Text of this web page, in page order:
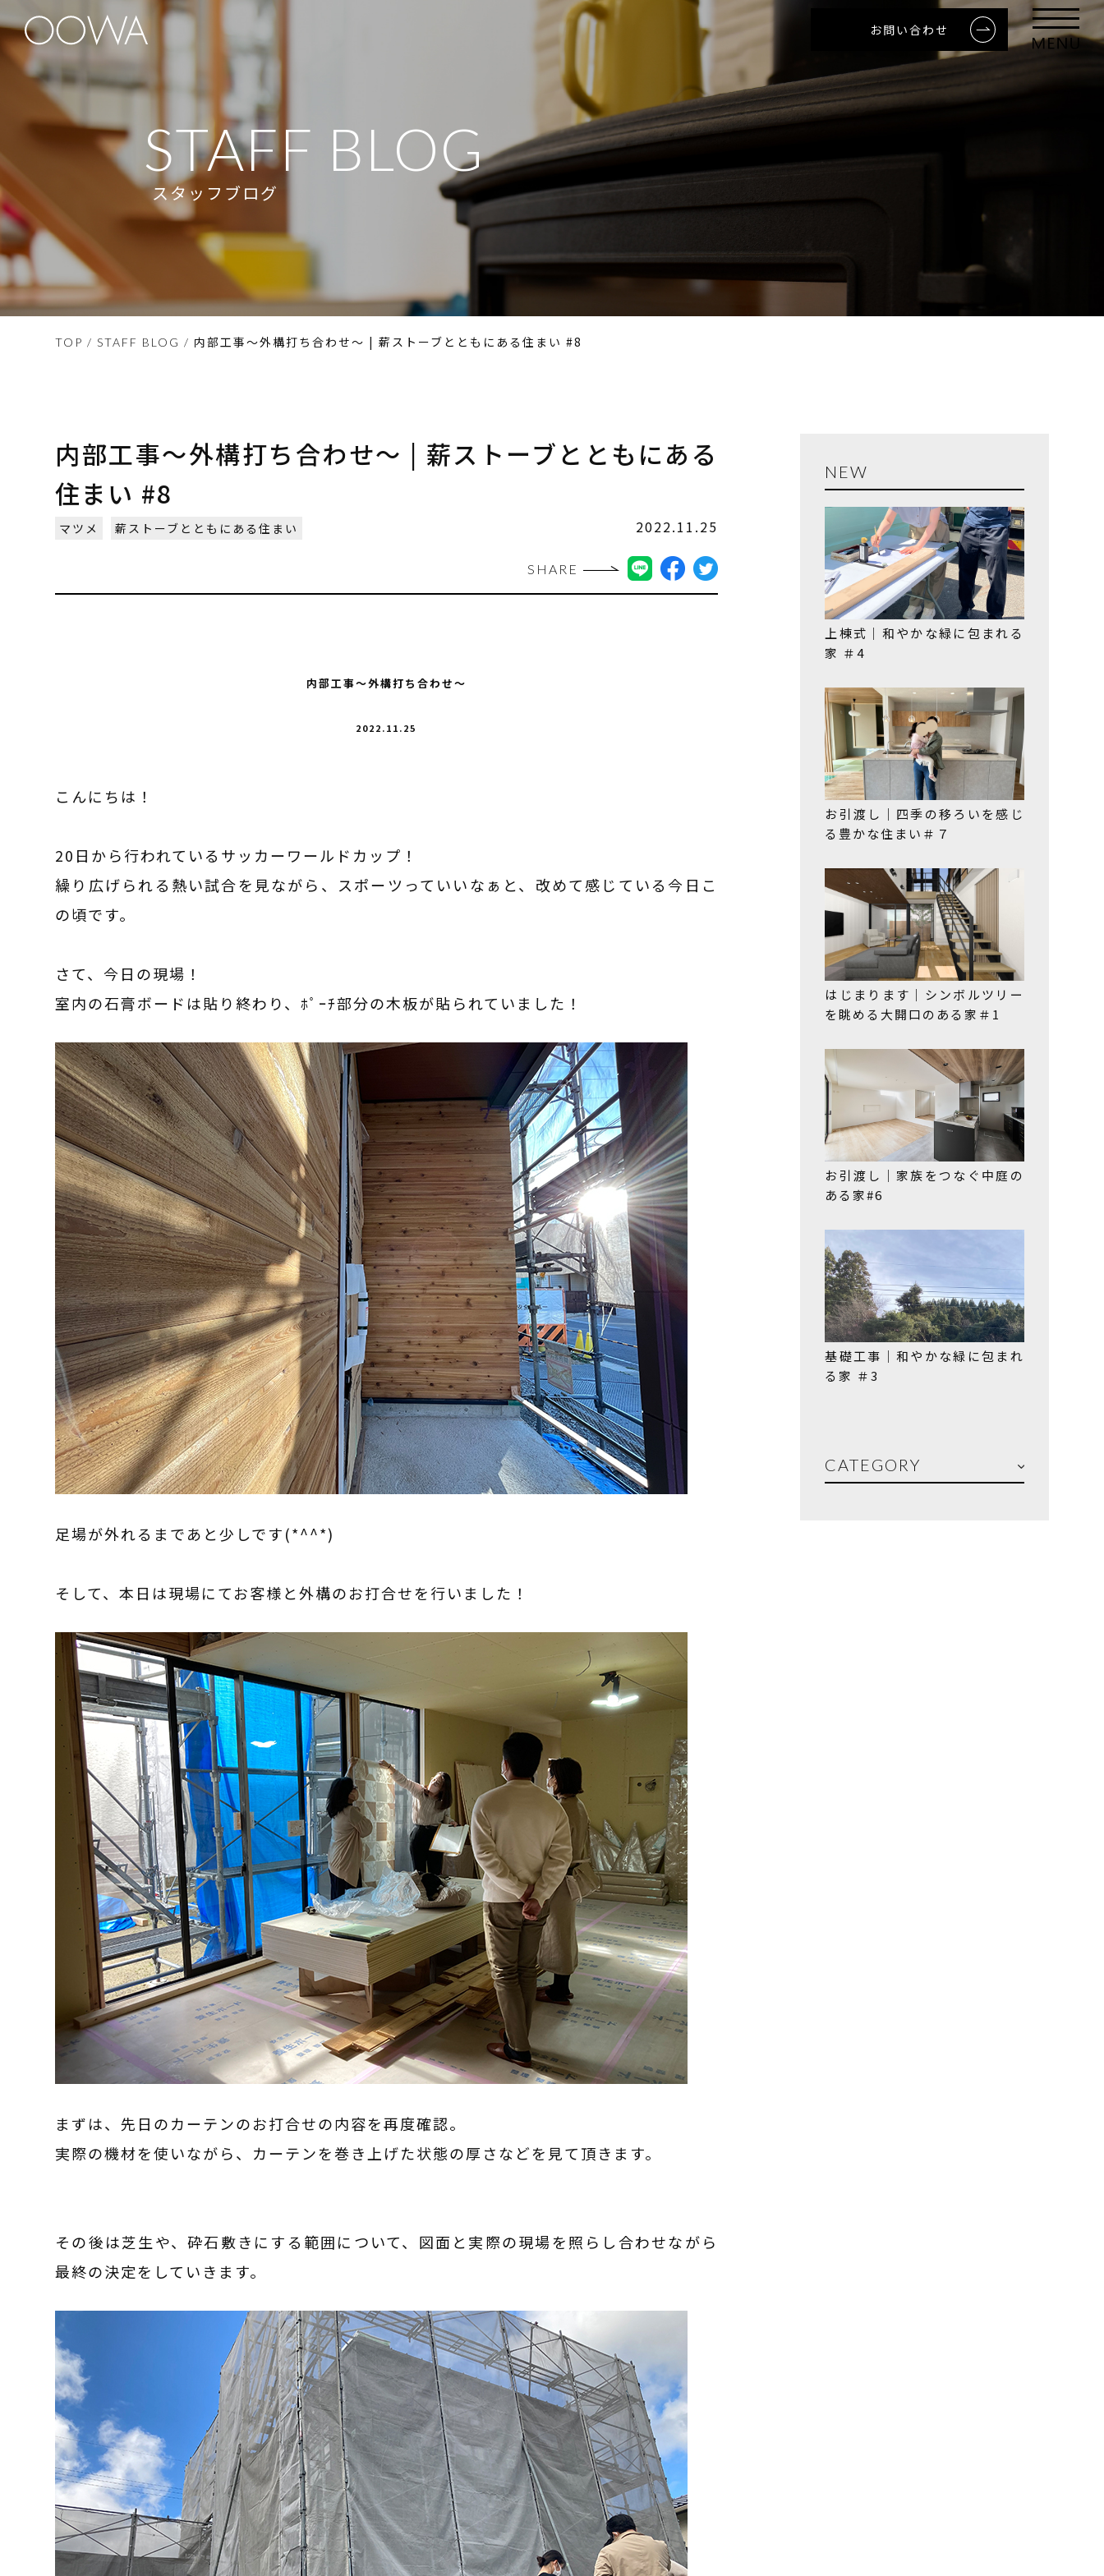
お問い合わせ
STAFF BLOG
スタッフブログ
TOP /STAFF BLOG / 内部工事～外構打ち合わせ～ | 薪ストーブとともにある住まい #8
内部工事～外構打ち合わせ～ | 薪ストーブとともにある
住まい #8
マツメ 薪ストーブとともにある住まい 2022.11.25
SHARE
内部工事～外構打ち合わせ～
2022.11.25
こんにちは！
20日から行われているサッカーワールドカップ！
繰り広げられる熱い試合を見ながら、スポーツっていいなぁと、改めて感じている今日こ
の頃です。
さて、今日の現場！
室内の石膏ボードは貼り終わり、ﾎﾟｰﾁ部分の木板が貼られていました！
足場が外れるまであと少しです(*^^*)
そして、本日は現場にてお客様と外構のお打合せを行いました！
まずは、先日のカーテンのお打合せの内容を再度確認。
実際の機材を使いながら、カーテンを巻き上げた状態の厚さなどを見て頂きます。
その後は芝生や、砕石敷きにする範囲について、図面と実際の現場を照らし合わせながら
最終の決定をしていきます。
NEW
上棟式｜和やかな緑に包まれる
家 ＃4
お引渡し｜四季の移ろいを感じ
る豊かな住まい＃７
はじまります｜シンボルツリー
を眺める大開口のある家＃1
お引渡し｜家族をつなぐ中庭の
ある家#6
基礎工事｜和やかな緑に包まれ
る家 ＃3
CATEGORY